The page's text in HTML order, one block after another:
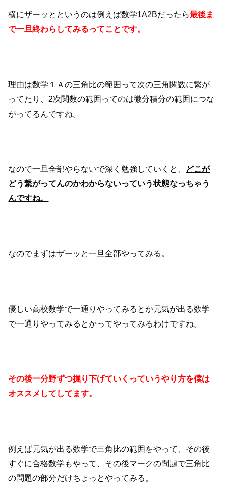
横にザーッとというのは例えば数学1A2Bだったら最後ま
で一旦終わらしてみるってことです。
理由は数学１Ａの三角比の範囲って次の三角関数に繋が
ってたり、2次関数の範囲ってのは微分積分の範囲につな
がってるんですね。
なので一旦全部やらないで深く勉強していくと、 どこが
どう繋がってんのかわからないっていう状態なっちゃう
んですね。
なのでまずはザーッと一旦全部やってみる。
優しい高校数学で一通りやってみるとか元気が出る数学
で一通りやってみるとかってやってみるわけですね。
その後一分野ずつ掘り下げていくっていうやり方を僕は
オススメしてしてます。
例えば元気が出る数学で三角比の範囲をやって、その後
すぐに合格数学もやって、その後マークの問題で三角比
の問題の部分だけちょっとやってみる。